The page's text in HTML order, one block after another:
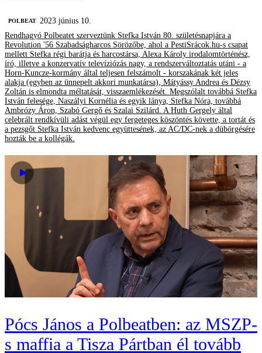
‎POLBEAT 2023 június 10.
Rendhagyó Polbeatet szerveztünk Stefka István 80. születésnapjára a
Revolution '56 Szabadságharcos Sörözőbe, ahol a PestiSrácok.hu-s csapat
mellett Stefka régi barátja és harcostársa, Alexa Károly irodalomtörténész,
író, illetve a konzervatív televíziózás nagy, a rendszerváltoztatás utáni - a
Horn-Kuncze-kormány által teljesen felszámolt - korszakának két jeles
alakja (egyben az ünnepelt akkori munkatársa), Mátyássy Andrea és Dézsy
Zoltán is elmondta méltatását, visszaemlékezését. Megszólalt továbbá Stefka
István felesége, Naszályi Kornélia és egyik lánya, Stefka Nóra, továbbá
Ambrózy Áron, Szabó Gergő és Szalai Szilárd. A Huth Gergely által
celebrált rendkívüli adást végül egy fergeteges köszöntés követte, a tortát és
a pezsgőt Stefka István kedvenc együttesének, az AC/DC-nek a dübörgésére
hozták be a kollégák.
Pócs János a Polbeatben: az MSZP-
s maffia a Tisza Pártban él tovább